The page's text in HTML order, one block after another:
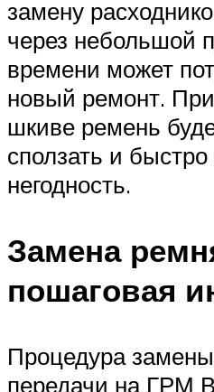
замену
через небольшой
времени может
новый ремонт.
шкиве ремень
сползать и
негодность.
Замена
пошаговая
Процедура
передачи на ГРМ